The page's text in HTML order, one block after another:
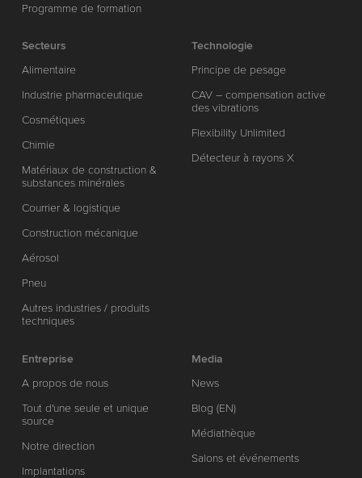
Programme de formation
Secteurs
Alimentaire
Industrie pharmaceutique
Cosmétiques
Chimie
Matériaux de construction &
substances minérales
Courrier & logistique
Construction mécanique
Aérosol
Pneu
Autres industries / produits
techniques
Technologie
Principe de pesage
CAV – compensation active
des vibrations
Flexibility Unlimited
Détecteur à rayons X
Entreprise
A propos de nous
Tout d'une seule et unique
source
Notre direction
Implantations
Media
News
Blog (EN)
Médiathèque
Salons et événements